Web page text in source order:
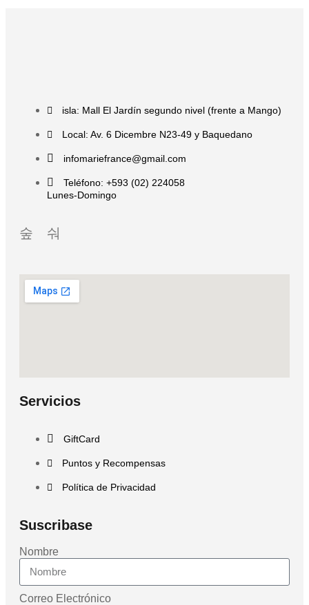
isla: Mall El Jardín segundo nivel (frente a Mango)
Local: Av. 6 Dicembre N23-49 y Baquedano
infomariefrance@gmail.com
Teléfono: +593 (02) 224058
Lunes-Domingo
Servicios
GiftCard
Puntos y Recompensas
Política de Privacidad
Suscribase
Nombre
Correo Electrónico